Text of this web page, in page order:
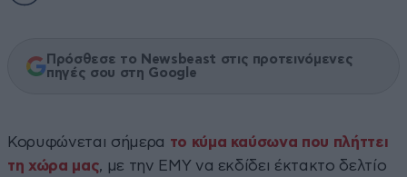
Πρόσθεσε το Newsbeast στις προτεινόμενες
πηγές σου στη Google
Κορυφώνεται σήμερα το κύμα καύσωνα που πλήττει
τη χώρα μας, με την ΕΜΥ να εκδίδει έκτακτο δελτίο